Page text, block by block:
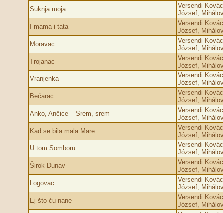
Suknja moja
Versendi
József,
I mama i tata
Versendi
József,
Moravac
Versendi
József,
Trojanac
Versendi
József,
Vranjenka
Versendi
József,
Bećarac
Versendi
József,
Anko, Ančice – Srem, srem
Versendi
József,
Kad se bila mala Mare
Versendi
József,
U tom Somboru
Versendi
József,
Širok Dunav
Versendi
József,
Logovac
Versendi
József,
Ej što ću nane
Versendi
József,